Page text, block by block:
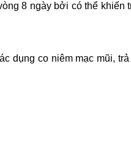
8 ngày bởi có thể khiến
dụng co niêm mạc mũi,